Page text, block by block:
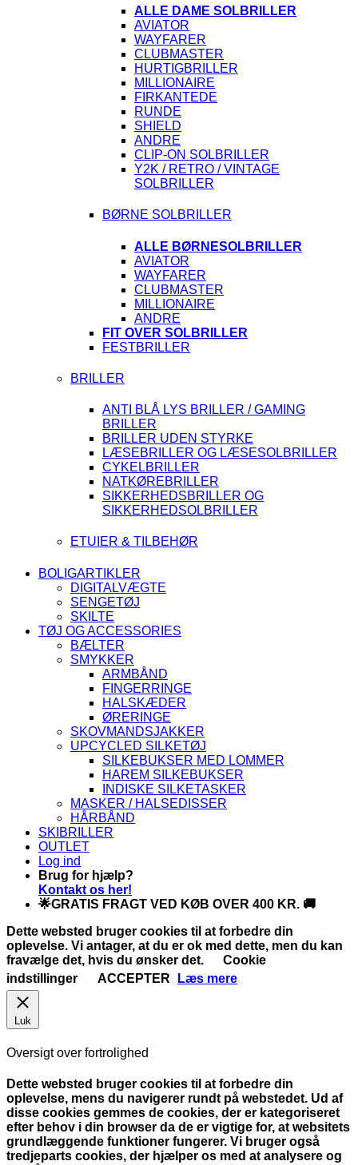
ALLE DAME SOLBRILLER
AVIATOR
WAYFARER
CLUBMASTER
HURTIGBRILLER
MILLIONAIRE
FIRKANTEDE
RUNDE
SHIELD
ANDRE
CLIP-ON SOLBRILLER
Y2K / RETRO / VINTAGE
SOLBRILLER
BØRNE SOLBRILLER
ALLE BØRNESOLBRILLER
AVIATOR
WAYFARER
CLUBMASTER
MILLIONAIRE
ANDRE
FIT OVER SOLBRILLER
FESTBRILLER
BRILLER
ANTI BLÅ LYS BRILLER / GAMING
BRILLER
BRILLER UDEN STYRKE
LÆSEBRILLER OG LÆSESOLBRILLER
CYKELBRILLER
NATKØREBRILLER
SIKKERHEDSBRILLER OG
SIKKERHEDSOLBRILLER
ETUIER & TILBEHØR
BOLIGARTIKLER
DIGITALVÆGTE
SENGETØJ
SKILTE
TØJ OG ACCESSORIES
BÆLTER
SMYKKER
ARMBÅND
FINGERRINGE
HALSKÆDER
ØRERINGE
SKOVMANDSJAKKER
UPCYCLED SILKETØJ
SILKEBUKSER MED LOMMER
HAREM SILKEBUKSER
INDISKE SILKETASKER
MASKER / HALSEDISSER
HÅRBÅND
SKIBRILLER
OUTLET
Log ind
Brug for hjælp?
Kontakt os her!
🌟GRATIS FRAGT VED KØB OVER 400 KR. 🚚
Dette websted bruger cookies til at forbedre din
oplevelse. Vi antager, at du er ok med dette, men du kan
fravælge det, hvis du ønsker det.
Cookie
indstillinger
ACCEPTER Læs mere
Luk
Oversigt over fortrolighed
Dette websted bruger cookies til at forbedre din
oplevelse, mens du navigerer rundt på webstedet. Ud af
disse cookies gemmes de cookies, der er kategoriseret
efter behov i din browser da de er vigtige for, at websitets
grundlæggende funktioner fungerer. Vi bruger også
tredjeparts cookies, der hjælper os med at analysere og